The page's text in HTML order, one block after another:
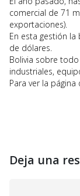
comercial de 71
exportaciones).
En esta gestión
de dólares.
Bolivia sobre
industriales,
Para ver la
Deja una